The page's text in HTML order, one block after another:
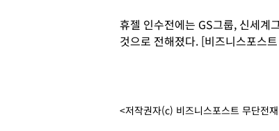
휴젤 인수전에는 GS그룹, 신세계
것으로 전해졌다. [비즈니스포스
<저작권자(c) 비즈니스포스트 무단전